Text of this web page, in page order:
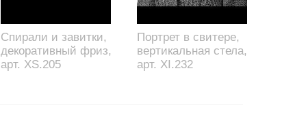
Спирали и завитки,
декоративный фриз,
арт. XS.205
Портрет в свитере,
вертикальная стела,
арт. XI.232